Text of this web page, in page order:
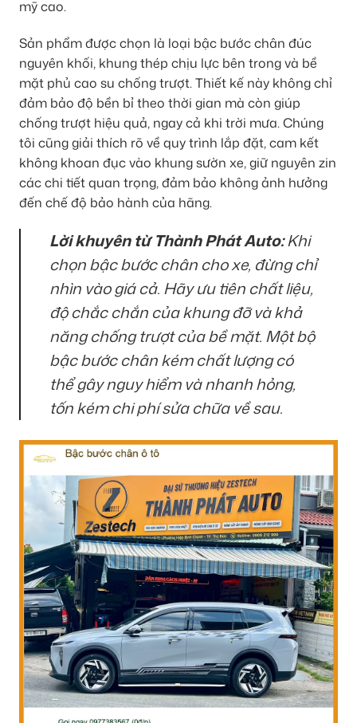
mỹ cao.
Sản phẩm được chọn là loại bậc bước chân đúc
nguyên khối, khung thép chịu lực bên trong và bề
mặt phủ cao su chống trượt. Thiết kế này không chỉ
đảm bảo độ bền bỉ theo thời gian mà còn giúp
chống trượt hiệu quả, ngay cả khi trời mưa. Chúng
tôi cũng giải thích rõ về quy trình lắp đặt, cam kết
không khoan đục vào khung sườn xe, giữ nguyên zin
các chi tiết quan trọng, đảm bảo không ảnh hưởng
đến chế độ bảo hành của hãng.
Lời khuyên từ Thành Phát Auto:Khi
chọn bậc bước chân cho xe, đừng chỉ
nhìn vào giá cả. Hãy ưu tiên chất liệu,
độ chắc chắn của khung đỡ và khả
năng chống trượt của bề mặt. Một bộ
bậc bước chân kém chất lượng có
thể gây nguy hiểm và nhanh hỏng,
tốn kém chi phí sửa chữa về sau.